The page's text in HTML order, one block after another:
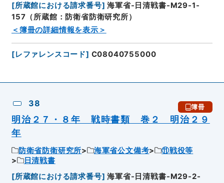
[所蔵館における請求番号] 海軍省-日清戦書-M29-1-
157（所蔵館：防衛省防衛研究所）
＜簿冊の詳細情報を表示＞
[レファレンスコード] C08040755000
38 簿冊
明治２７・８年 戦時書類 巻２ 明治２９
年
防衛省防衛研究所 海軍省公文備考
⑪戦役等
日清戦書
[所蔵館における請求番号] 海軍省-日清戦書-M29-2-